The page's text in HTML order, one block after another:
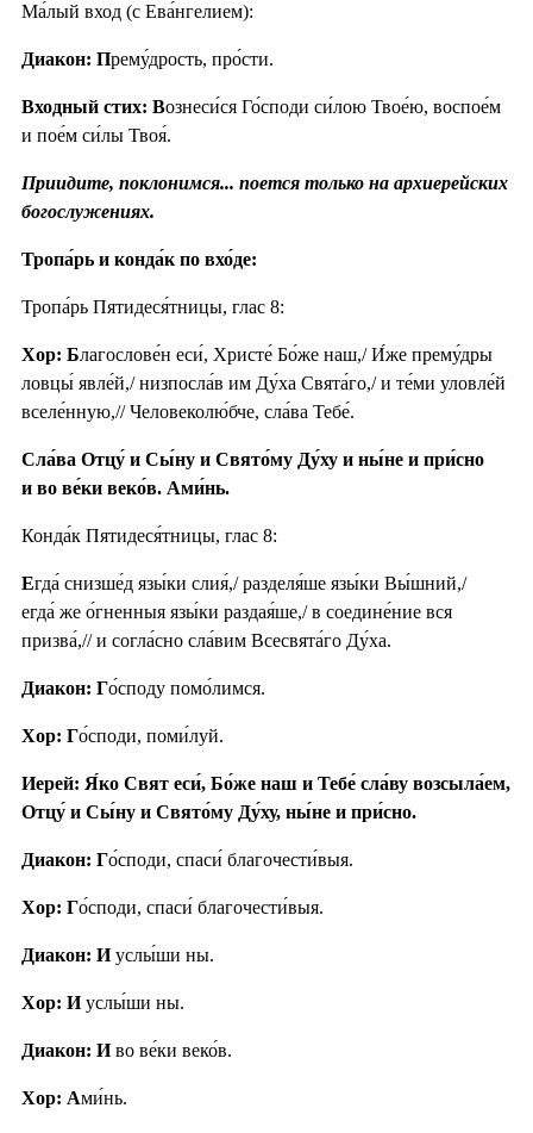
Ма́лый вход (с Ева́нгелием):
Диакон: Прему́дрость, про́сти.
Входный стих: Вознеси́ся Го́споди си́лою Твое́ю, воспое́м
и пое́м си́лы Твоя́.
Приидите, поклонимся... поется только на архиерейских
богослужениях.
Тропа́рь и конда́к по вхо́де:
Тропа́рь Пятидеся́тницы, глас 8:
Хор: Благослове́н еси́, Христе́ Бо́же наш,/ И́же прему́дры
ловцы́ явле́й,/ низпосла́в им Ду́ха Свята́го,/ и те́ми уловле́й
вселе́нную,// Человеколю́бче, сла́ва Тебе́.
Сла́ва Отцу́ и Сы́ну и Свято́му Ду́ху и ны́не и при́сно
и во ве́ки веко́в. Ами́нь.
Конда́к Пятидеся́тницы, глас 8:
Егда́ снизше́д язы́ки слия́,/ разделя́ше язы́ки Вы́шний,/
егда́ же о́гненныя язы́ки раздая́ше,/ в соедине́ние вся
призва́,// и согла́сно сла́вим Всесвята́го Ду́ха.
Диакон: Го́споду помо́лимся.
Хор: Го́споди, поми́луй.
Иерей: Я́ко Свят еси́, Бо́же наш и Тебе́ сла́ву возсыла́ем,
Отцу́ и Сы́ну и Свято́му Ду́ху, ны́не и при́сно.
Диакон: Го́споди, спаси́ благочести́выя.
Хор: Го́споди, спаси́ благочести́выя.
Диакон: Иуслы́ши ны.
Хор: Иуслы́ши ны.
Диакон: Иво ве́ки веко́в.
Хор: Ами́нь.